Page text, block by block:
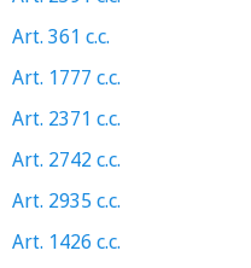
Art. 361 c.c.
Art. 1777 c.c.
Art. 2371 c.c.
Art. 2742 c.c.
Art. 2935 c.c.
Art. 1426 c.c.